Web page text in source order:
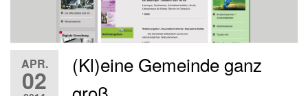
APR.
02
(Kl)eine Gemeinde ganz